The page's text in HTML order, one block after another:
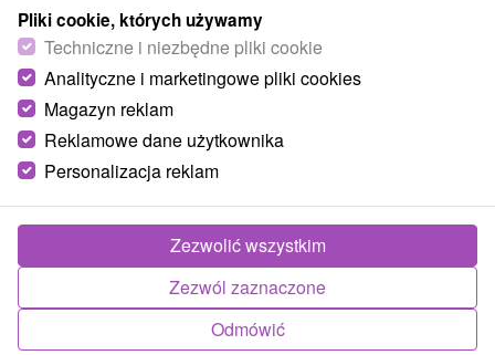
(Modra)
Bratislavský kraj -Modra
Rozhľadňa v modernom štýle na na 709,2 m vysokom
vrchu Veľká Homoľa v Malých Karpatoch ponúka kruhový
ďaleký rozhľad na panorámu...
POKAZ
Pliki cookie, których używamy
Techniczne i niezbędne pliki cookie
Analityczne i marketingowe pliki cookies
Magazyn reklam
Reklamowe dane użytkownika
Personalizacja reklam
Odmówić
Zezwól zaznaczone
Zezwolić wszystkim